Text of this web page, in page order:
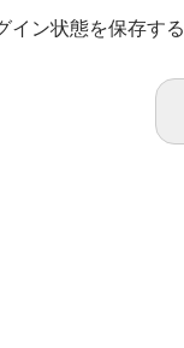
イン状態を保存する